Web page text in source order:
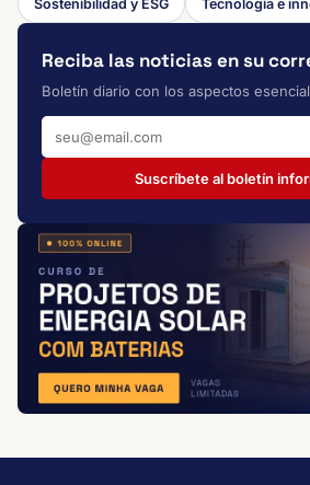
Sostenibilidad y ESG Tecnología e
Reciba las noticias en su
Boletín diario con los aspectos
Suscríbete al boletín